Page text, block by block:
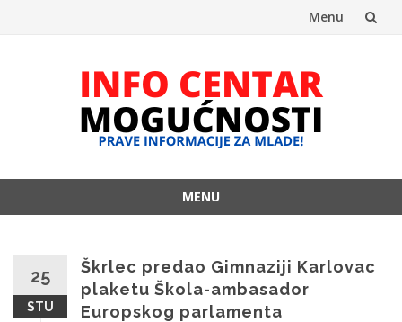
Menu
MENU
25
STU
Škrlec predao Gimnaziji Karlovac
plaketu Škola-ambasador
Europskog parlamenta